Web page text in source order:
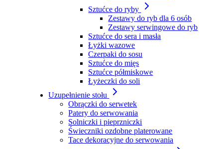
Sztućce do ryby
Zestawy do ryb dla 6 osób
Zestawy serwingowe do ryb
Sztućce do sera i masła
Łyżki wazowe
Czerpaki do sosu
Sztućce do mięs
Sztućce półmiskowe
Łyżeczki do soli
Uzupełnienie stołu
Obrączki do serwetek
Patery do serwowania
Solniczki i pieprzniczki
Świeczniki ozdobne platerowane
Tace dekoracyjne do serwowania